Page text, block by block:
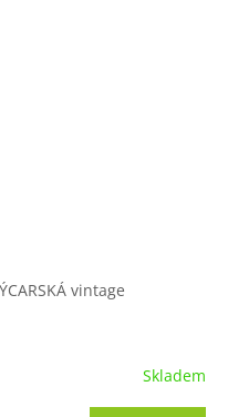
vintage
Skladem